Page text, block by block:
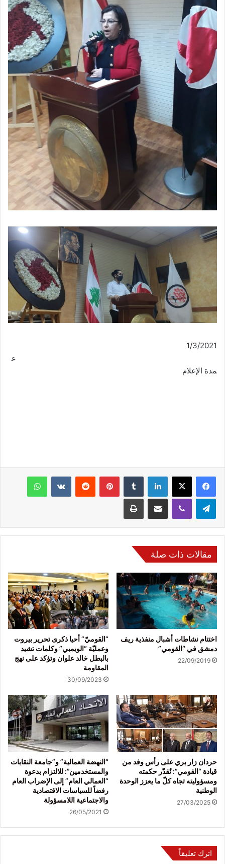
ع
مدة الإعلام
فيسبوك لينكدإن بينتيريست
مقالات ذات صلة
اختتام نشاطات أشبال منفذية ريف
دمشق في “القومي”
22/09/2019
“القوميّ” أحيا ذكرى تحرير بيروت
وعمليّة “الويمبي” وكلمات تشيد
بالبطل خالد علوان وتؤكد على نهج
المقاومة
30/09/2023
حردان زار بري على رأس وفد من
قيادة “القومي”: نُقدّر حكمته
ومسؤوليته تجاه كلّ ما يعزز الوحدة
الوطنية
27/03/2025
“النهضة العمالية” و”جامعة النقابات
والمستخدمين”: للالتزام بدعوة
“العمالي العام” إلى الإضراب العام
رفضاً للسياسات الاقتصادية
والاجتماعية اللامسؤولة
26/05/2021
اترك تعليقاً